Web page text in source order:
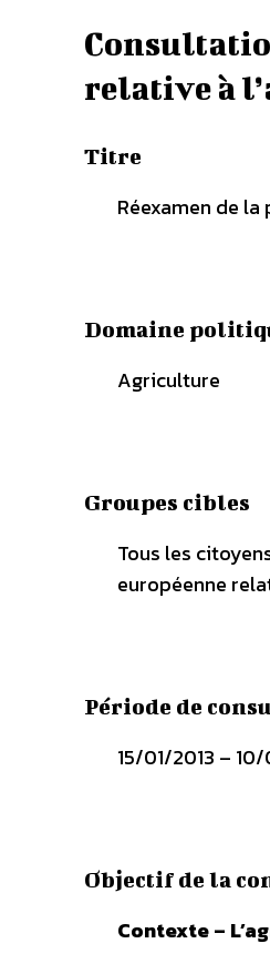
relative à
Titre
Réexamen de
Domaine
Agriculture
Groupes cibles
Tous les
européenne
Période de
15/01/2013 –
Objectif de la
Contexte –